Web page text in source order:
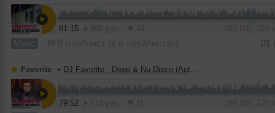
81:15
Микс В плейлист (в 6 плейлистах) 01
Favorite ➝ DJ Favorite - Deep & Nu Disco (Autumn 2016 Mix)
79:52